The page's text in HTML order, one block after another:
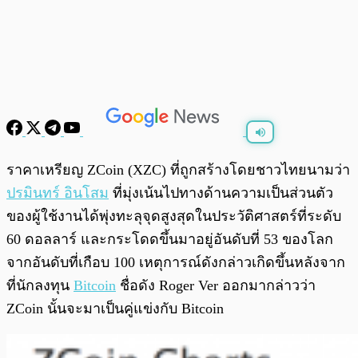
พร้อมเล่น 0:00
ราคาเหรียญ ZCoin (XZC) ที่ถูกสร้างโดยชาวไทยนามว่า
ปรมินทร์ อินโสม ที่มุ่งเน้นไปทางด้านความเป็นส่วนตัว
ของผู้ใช้งานได้พุ่งทะลุจุดสูงสุดในประวัติศาสตร์ที่ระดับ
60 ดอลลาร์ และกระโดดขึ้นมาอยู่อันดับที่ 53 ของโลก
จากอันดับที่เกือบ 100 เหตุการณ์ดังกล่าวเกิดขึ้นหลังจาก
ที่นักลงทุน Bitcoin ชื่อดัง Roger Ver ออกมากล่าวว่า
ZCoin นั้นจะมาเป็นคู่แข่งกับ Bitcoin